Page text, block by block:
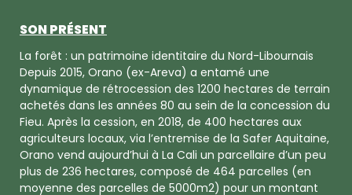
SON PRÉSENT
La forêt : un patrimoine identitaire du Nord-Libournais
Depuis 2015, Orano (ex-Areva) a entamé une
dynamique de rétrocession des 1200 hectares de terrain
achetés dans les années 80 au sein de la concession du
Fieu. Après la cession, en 2018, de 400 hectares aux
agriculteurs locaux, via l’entremise de la Safer Aquitaine,
Orano vend aujourd’hui à La Cali un parcellaire d’un peu
plus de 236 hectares, composé de 464 parcelles (en
moyenne des parcelles de 5000m2) pour un montant